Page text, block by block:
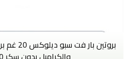
بروتين